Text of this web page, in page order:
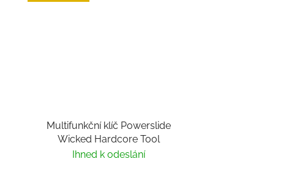
Multifunkční klíč Powerslide
Wicked Hardcore Tool
Ihned k odeslání